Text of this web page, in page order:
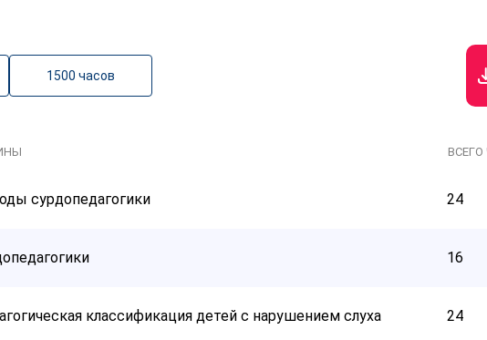
1500 часов
сурдопедагогики 24
16
классификация детей с нарушением слуха 24